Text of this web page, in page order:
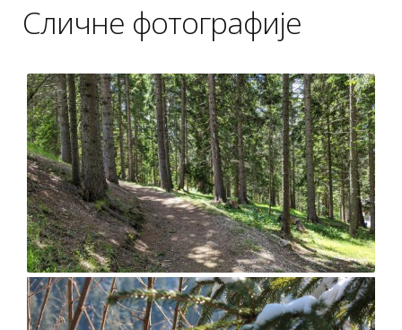
Сличне фотографије